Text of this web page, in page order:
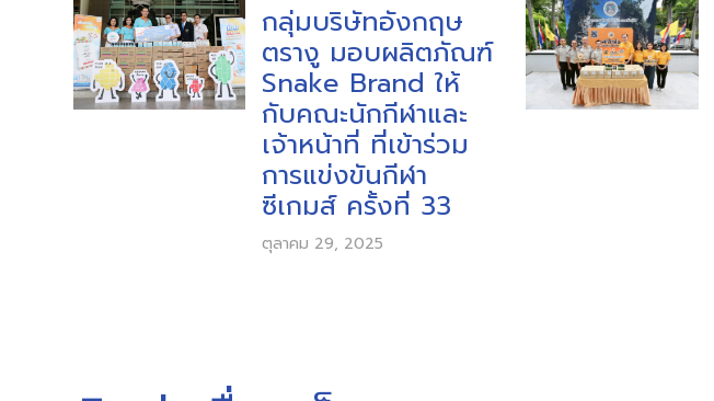
กลุ่มบริษัทอังกฤษ
ตรางู มอบผลิตภัณฑ์
Snake Brand ให้
กับคณะนักกีฬาและ
เจ้าหน้าที่ ที่เข้าร่วม
การแข่งขันกีฬา
ซีเกมส์ ครั้งที่ 33
ตุลาคม 29, 2025